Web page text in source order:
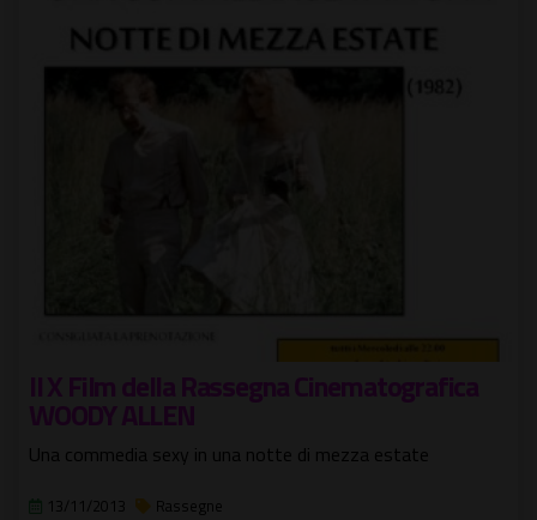
Il X Film della Rassegna Cinematografica
WOODY ALLEN
Una commedia sexy in una notte di mezza estate
13/11/2013 Rassegne